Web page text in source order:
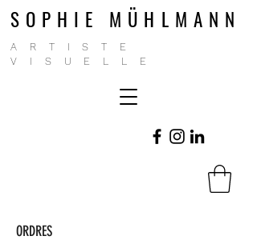
SOPHIE MÜHLMANN
ARTISTE
VISUELLE
ORDRES